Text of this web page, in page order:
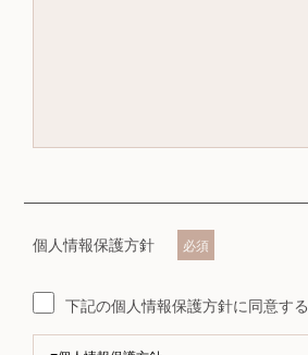
個人情報保護方針 必須
下記の個人情報保護方針に同意する